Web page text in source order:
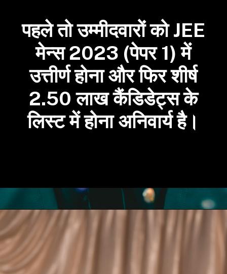
पहले तो उम्मीदवारों को JEE
मेन्स 2023 (पेपर 1) में
उत्तीर्ण होना और फिर शीर्ष
2.50 लाख कैंडिडेट्स के
लिस्ट में होना अनिवार्य है।